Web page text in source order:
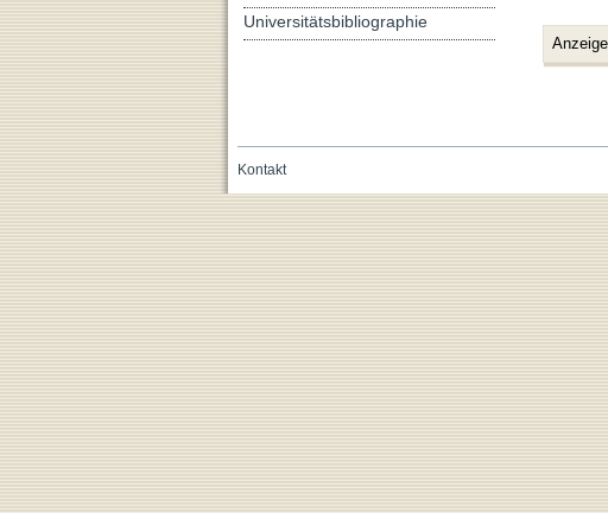
Universitätsbibliographie
Kontakt